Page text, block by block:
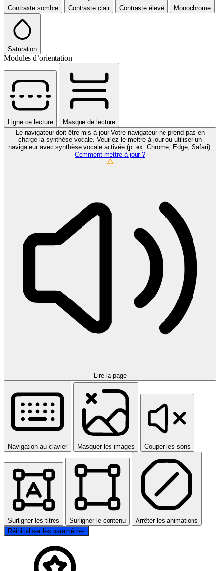
Contraste sombre Contraste clair Contraste élevé Monochrome
Saturation
Modules d’orientation
Ligne de lecture
Masque de lecture
Le navigateur doit être mis à jour Votre navigateur ne prend pas en
charge la synthèse vocale. Veuillez le mettre à jour ou utiliser un
navigateur avec synthèse vocale activée (p. ex. Chrome, Edge, Safari).
Comment mettre à jour ?
Lire la page
Navigation au clavier Masquer les images Couper les sons
Surligner les titres Surligner le contenu
Arrêter les animations
Réinitialiser les paramètres